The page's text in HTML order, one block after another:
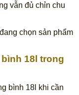
vẫn đủ chỉn chu
chọn sản phẩm
18l trong
bình 18l khi cần